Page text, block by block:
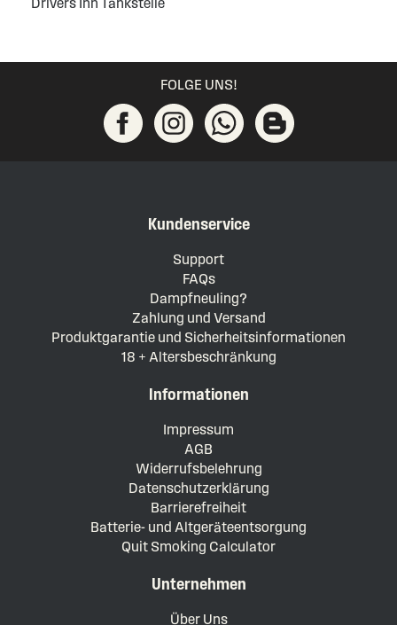
Drivers Inn Tankstelle
FOLGE UNS!
Kundenservice
Support
FAQs
Dampfneuling?
Zahlung und Versand
Produktgarantie und Sicherheitsinformationen
18 + Altersbeschränkung
Informationen
Impressum
AGB
Widerrufsbelehrung
Datenschutzerklärung
Barrierefreiheit
Batterie- und Altgeräteentsorgung
Quit Smoking Calculator
Unternehmen
Über Uns